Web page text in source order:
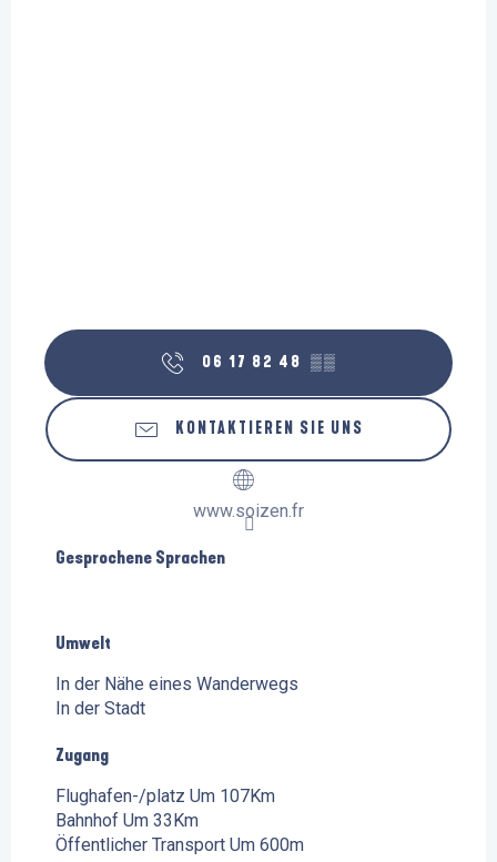
06 17 82 48 ▒▒
KONTAKTIEREN SIE UNS
www.soizen.fr
Gesprochene Sprachen
Gesprochene Sprachen
Umwelt
Umwelt
In der Nähe eines Wanderwegs
In der Stadt
Zugang
Zugang
Flughafen-/platz Um 107Km
Bahnhof Um 33Km
Öffentlicher Transport Um 600m